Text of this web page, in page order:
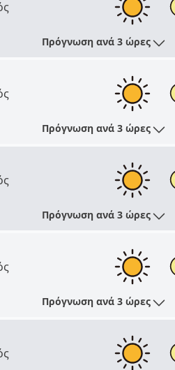
Πρόγνωση ανά 3 ώρες
Πρόγνωση ανά 3 ώρες
Πρόγνωση ανά 3 ώρες
Πρόγνωση ανά 3 ώρες